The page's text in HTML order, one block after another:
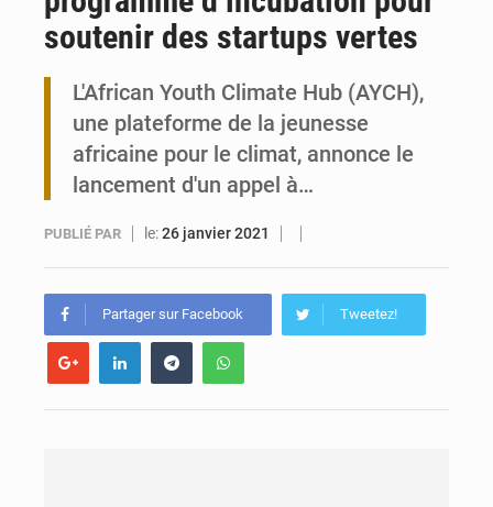
Travail domestique non rémunéré : à Saly, l’Afrique veut en mesurer la valeur
Maurice : Démission de la ministre Véronique Leu-Govind
soutenir des startups vertes
L'African Youth Climate Hub (AYCH),
une plateforme de la jeunesse
africaine pour le climat, annonce le
lancement d'un appel à…
PUBLIÉ PAR le:26 janvier 2021
Partager sur Facebook Tweetez!